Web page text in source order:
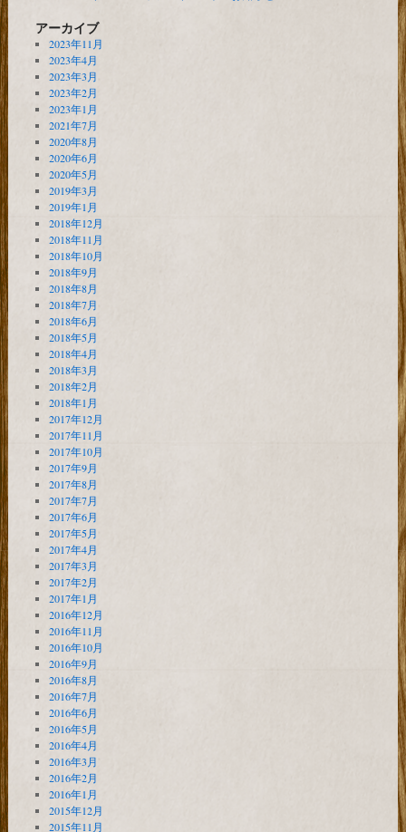
アーカイブ
2023年11月
2023年4月
2023年3月
2023年2月
2023年1月
2021年7月
2020年8月
2020年6月
2020年5月
2019年3月
2019年1月
2018年12月
2018年11月
2018年10月
2018年9月
2018年8月
2018年7月
2018年6月
2018年5月
2018年4月
2018年3月
2018年2月
2018年1月
2017年12月
2017年11月
2017年10月
2017年9月
2017年8月
2017年7月
2017年6月
2017年5月
2017年4月
2017年3月
2017年2月
2017年1月
2016年12月
2016年11月
2016年10月
2016年9月
2016年8月
2016年7月
2016年6月
2016年5月
2016年4月
2016年3月
2016年2月
2016年1月
2015年12月
2015年11月